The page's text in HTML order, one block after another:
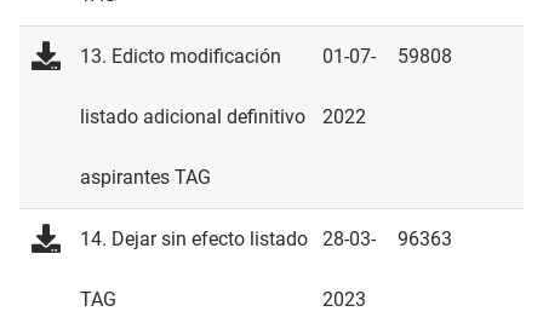
13. Edicto modificación
listado adicional definitivo
aspirantes TAG
01-07-
2022
59808
14. Dejar sin efecto listado
TAG
28-03-
2023
96363